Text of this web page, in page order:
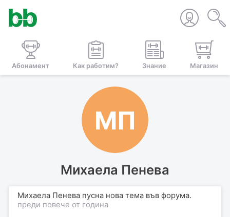
Абонамент Как работим? Знание Магазин
МП
Михаела Пенева
Михаела Пенева пусна нова тема във форума.
преди повече от година